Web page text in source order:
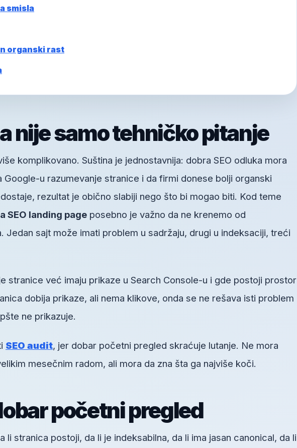
smisla
organski rast
nije samo tehničko pitanje
komplikovano. Suština je jednostavnija: dobra SEO odluka mora
Google-u razumevanje stranice i da firmi donese bolji organski
rezultat je obično slabiji nego što bi mogao biti. Kod teme
SEO landing page posebno je važno da ne krenemo od
Jedan sajt može imati problem u sadržaju, drugi u indeksaciji, treći
stranice već imaju prikaze u Search Console-u i gde postoji prostor
dobija prikaze, ali nema klikove, onda se ne rešava isti problem
ne prikazuje.
SEO audit, jer dobar početni pregled skraćuje lutanje. Ne mora
mesečnim radom, ali mora da zna šta ga najviše koči.
početni pregled
li stranica postoji, da li je indeksabilna, da li ima jasan canonical, da li